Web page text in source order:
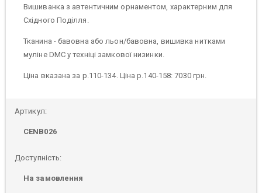
Вишиванка з автентичним орнаментом, характерним для
Східного Поділля.
Тканина - бавовна або льон/бавовна, вишивка нитками
муліне DMC у техніці замкової низинки.
Ціна вказана за р.110-134. Ціна р.140-158: 7030 грн.
Артикул:
CENB026
Доступність:
На замовлення